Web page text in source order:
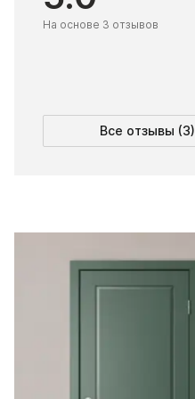
На основе 3 отзывов
Все отзывы (3)